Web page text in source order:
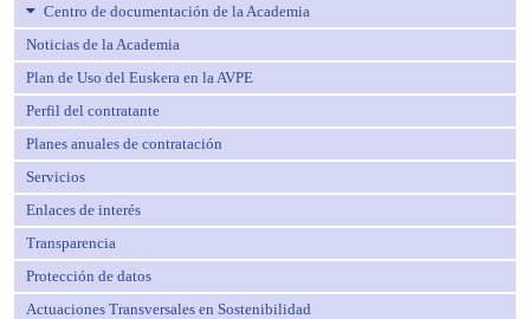
Centro de documentación de la Academia
Noticias de la Academia
Plan de Uso del Euskera en la AVPE
Perfil del contratante
Planes anuales de contratación
Servicios
Enlaces de interés
Transparencia
Protección de datos
Actuaciones Transversales en Sostenibilidad